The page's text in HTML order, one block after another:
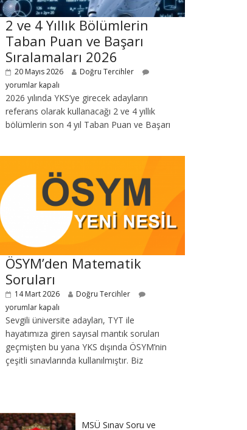
2 ve 4 Yıllık Bölümlerin
Taban Puan ve Başarı
Sıralamaları 2026
20 Mayıs 2026
Doğru Tercihler
yorumlar kapalı
2026 yılında YKS’ye girecek adayların
referans olarak kullanacağı 2 ve 4 yıllık
bölümlerin son 4 yıl Taban Puan ve Başarı
ÖSYM’den Matematik
Soruları
14 Mart 2026
Doğru Tercihler
yorumlar kapalı
Sevgili üniversite adayları, TYT ile
hayatımıza giren sayısal mantık soruları
geçmişten bu yana YKS dışında ÖSYM’nin
çeşitli sınavlarında kullanılmıştır. Biz
MSÜ Sınav Soru ve